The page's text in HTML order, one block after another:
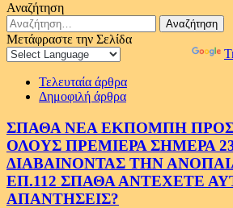
Αναζήτηση
Αναζήτηση
για:
Μετάφραστε την Σελίδα
Τελευταία άρθρα
Δημοφιλή άρθρα
ΣΠΑΘΑ ΝΕΑ ΕΚΠΟΜΠΗ
ΟΛΟΥΣ ΠΡΕΜΙΕΡΑ ΣΗΜΕΡΑ
ΔΙΑΒΑΙΝΟΝΤΑΣ ΤΗΝ
ΕΠ.112 ΣΠΑΘΑ ΑΝΤΕΧΕΤΕ
ΑΠΑΝΤΗΣΕΙΣ?